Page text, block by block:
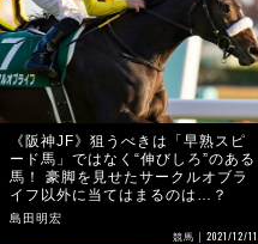
《阪神JF》狙うべきは「早熟スピ
ード馬」ではなく“伸びしろ”のある
馬！ 豪脚を見せたサークルオブラ
イフ以外に当てはまるのは…？
島田明宏
競馬 2021/12/11